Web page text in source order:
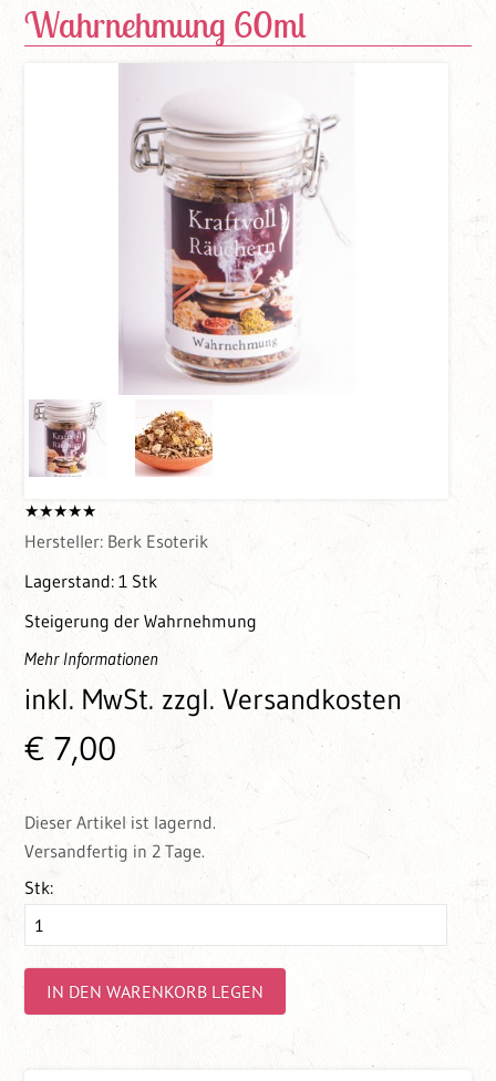
Wahrnehmung 60ml
Hersteller: Berk Esoterik
Lagerstand:1 Stk
Steigerung der Wahrnehmung
Mehr Informationen
inkl. MwSt. zzgl. Versandkosten
€ 7,00
Dieser Artikel ist lagernd.
Versandfertig in 2 Tage.
Stk:
IN DEN WARENKORB LEGEN